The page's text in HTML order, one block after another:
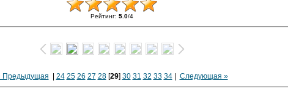
Рейтинг: 5.0/4
Предыдущая 24 25 26 27 28[29] 30 31 32 33 34| Следующая »